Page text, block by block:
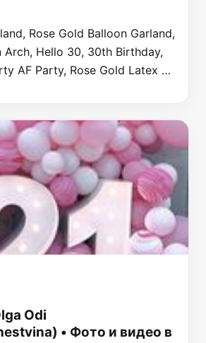
Rose Gold Balloon Garland,
Arch, Hello 30, 30th Birthday,
AF Party, Rose Gold Latex …
Odi
• Фото и видео в